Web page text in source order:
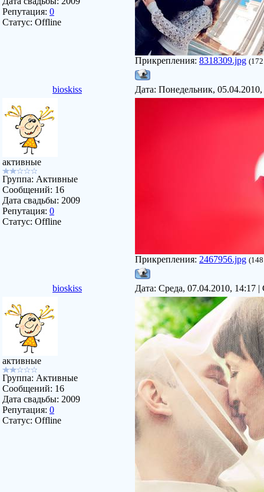
Репутация: 0
Статус: Offline
Прикрепления: 8318309.jpg
bioskiss Дата: Понедельник,
активные
Группа: Активные
Сообщений: 16
Дата свадьбы: 2009
Репутация: 0
Статус: Offline
Прикрепления: 2467956.jpg
bioskiss Дата: Среда, 07.04.2010, 14:17
активные
Группа: Активные
Сообщений: 16
Дата свадьбы: 2009
Репутация: 0
Статус: Offline